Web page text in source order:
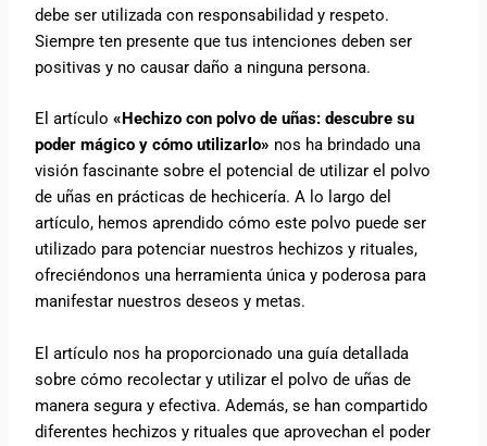
debe ser utilizada con responsabilidad y respeto.
Siempre ten presente que tus intenciones deben ser
positivas y no causar daño a ninguna persona.
El artículo«Hechizo con polvo de uñas: descubre su
poder mágico y cómo utilizarlo» nos ha brindado una
visión fascinante sobre el potencial de utilizar el polvo
de uñas en prácticas de hechicería. A lo largo del
artículo, hemos aprendido cómo este polvo puede ser
utilizado para potenciar nuestros hechizos y rituales,
ofreciéndonos una herramienta única y poderosa para
manifestar nuestros deseos y metas.
El artículo nos ha proporcionado una guía detallada
sobre cómo recolectar y utilizar el polvo de uñas de
manera segura y efectiva. Además, se han compartido
diferentes hechizos y rituales que aprovechan el poder